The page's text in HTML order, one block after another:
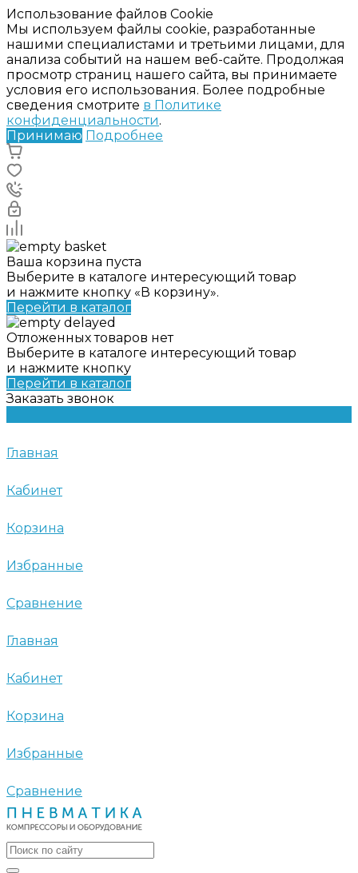
Использование файлов Cookie
Мы используем файлы cookie, разработанные
нашими специалистами и третьими лицами, для
анализа событий на нашем веб-сайте. Продолжая
просмотр страниц нашего сайта, вы принимаете
условия его использования. Более подробные
сведения смотрите в Политике
конфиденциальности.
Принимаю Подробнее
Ваша корзина пуста
Выберите в каталоге интересующий товар
и нажмите кнопку «В корзину».
Перейти в каталог
Отложенных товаров нет
Выберите в каталоге интересующий товар
и нажмите кнопку
Перейти в каталог
Заказать звонок
Главная
Кабинет
Корзина
Избранные
Сравнение
Главная
Кабинет
Корзина
Избранные
Сравнение